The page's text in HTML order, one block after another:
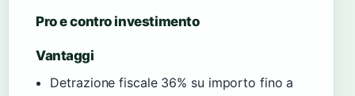
Pro e contro investimento
Vantaggi
Detrazione fiscale 36% su importo fino a